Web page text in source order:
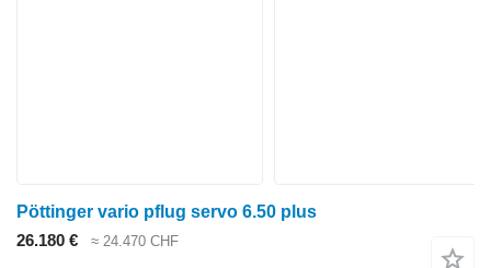
Pöttinger vario pflug servo 6.50 plus
26.180 €
≈ 24.470 CHF